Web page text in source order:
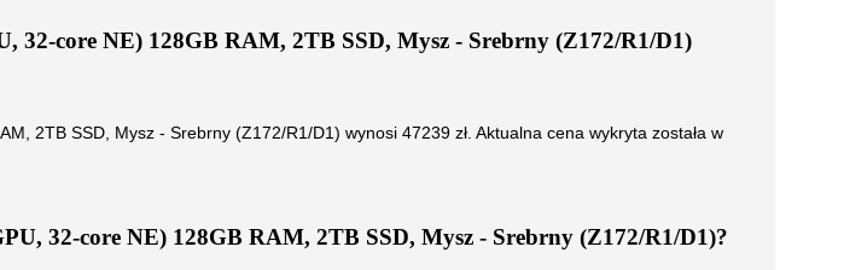
32-core NE) 128GB RAM, 2TB SSD, Mysz - Srebrny (Z172/R1/D1)
2TB SSD, Mysz - Srebrny (Z172/R1/D1) wynosi 47239 zł. Aktualna cena wykryta została w
32-core NE) 128GB RAM, 2TB SSD, Mysz - Srebrny (Z172/R1/D1)?